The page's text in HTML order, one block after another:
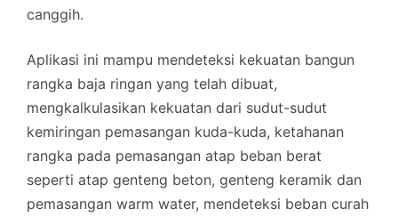
canggih.
Aplikasi ini mampu mendeteksi kekuatan bangun
rangka baja ringan yang telah dibuat,
mengkalkulasikan kekuatan dari sudut-sudut
kemiringan pemasangan kuda-kuda, ketahanan
rangka pada pemasangan atap beban berat
seperti atap genteng beton, genteng keramik dan
pemasangan warm water, mendeteksi beban curah